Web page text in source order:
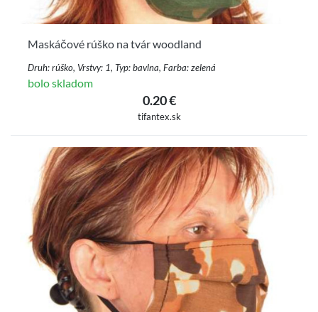
Maskáčové rúško na tvár woodland
Druh: rúško, Vrstvy: 1, Typ: bavlna, Farba: zelená
bolo skladom
0.20 €
tifantex.sk